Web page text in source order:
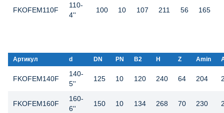
FKOFEM110F
110-
4''
100 10 107 211 56 165
Артикул d DN PN B2 H Z Amin
FKOFEM140F
140-
5''
125 10 120 240 64 204
FKOFEM160F
160-
6''
150 10 134 268 70 230